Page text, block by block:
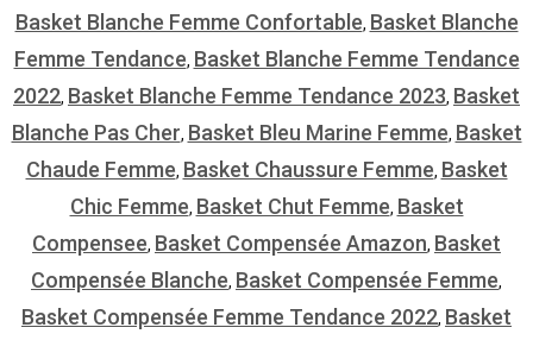
Basket Blanche Femme Confortable, Basket Blanche
Femme Tendance, Basket Blanche Femme Tendance
2022, Basket Blanche Femme Tendance 2023, Basket
Blanche Pas Cher, Basket Bleu Marine Femme, Basket
Chaude Femme, Basket Chaussure Femme, Basket
Chic Femme, Basket Chut Femme, Basket
Compensee, Basket Compensée Amazon, Basket
Compensée Blanche, Basket Compensée Femme,
Basket Compensée Femme Tendance 2022, Basket